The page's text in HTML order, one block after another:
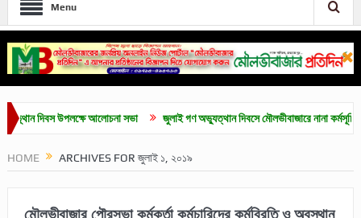
Menu
উপলক্ষে আলোচনা সভা জুলাই গণ অভ্যুত্থান দিবসে মৌলভীবাজারে নানা কর্মসূচি
HOME ARCHIVES FOR জুলাই ১, ২০১৯